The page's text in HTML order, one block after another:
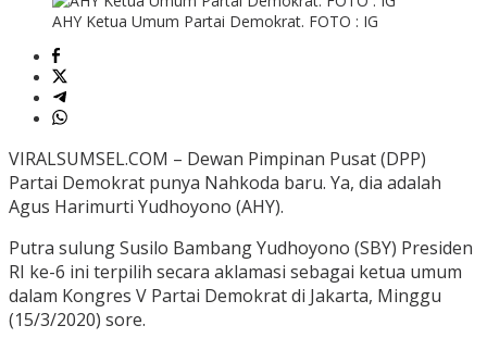
AHY Ketua Umum Partai Demokrat. FOTO : IG
VIRALSUMSEL.COM – Dewan Pimpinan Pusat (DPP)
Partai Demokrat punya Nahkoda baru. Ya, dia adalah
Agus Harimurti Yudhoyono (AHY).
Putra sulung Susilo Bambang Yudhoyono (SBY) Presiden
RI ke-6 ini terpilih secara aklamasi sebagai ketua umum
dalam Kongres V Partai Demokrat di Jakarta, Minggu
(15/3/2020) sore.